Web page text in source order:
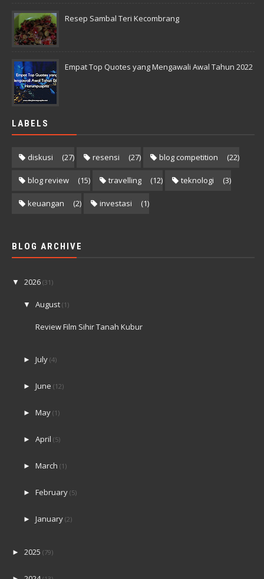
Resep Sambal Teri Kecombrang
Empat Top Quotes yang Mengawali Awal Tahun 2022
LABELS
diskusi (27) resensi (27) blog competition (22)
blog review (15) travelling (12) teknologi (3)
keuangan (2) investasi (1)
BLOG ARCHIVE
▼ 2026 (31)
▼August(1)
Review Film Sihir Tanah Kubur
►July(4)
►June(12)
►May(1)
►April(5)
►March(1)
►February(5)
►January(2)
► 2025 (79)